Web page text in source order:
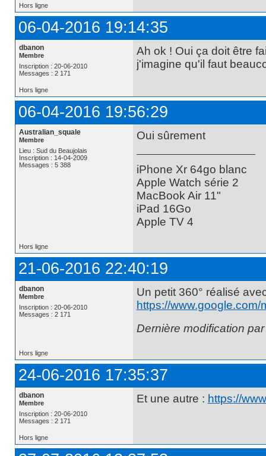
Hors ligne
06-04-2016 19:14:35
dbanon
Membre
Inscription : 20-06-2010
Messages : 2 171
Ah ok ! Oui ça doit être
j'imagine qu'il faut
Hors ligne
06-04-2016 19:56:29
Australian_squale
Membre
Lieu : Sud du Beaujolais
Inscription : 14-04-2009
Messages : 5 388
Oui sûrement
iPhone Xr 64go blanc
Apple Watch série 2
MacBook Air 11"
iPad 16Go
Apple TV 4
Hors ligne
21-06-2016 22:40:19
dbanon
Membre
Inscription : 20-06-2010
Messages : 2 171
Un petit 360° réalisé
https://
Dernière modification
Hors ligne
24-06-2016 17:35:37
dbanon
Membre
Inscription : 20-06-2010
Messages : 2 171
Et une autre : https://
Hors ligne